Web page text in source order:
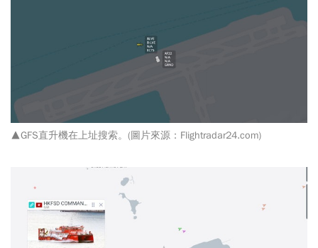
▲GFS直升機在上址搜索。(圖片來源：Flightradar24.com)